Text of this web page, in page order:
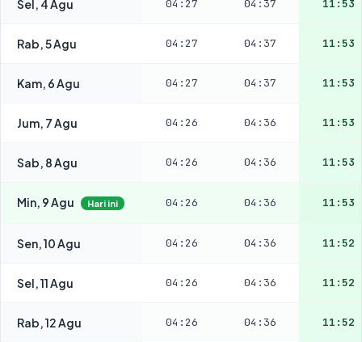
Sel, 4 Agu 04:27 04:37 11:53
Rab, 5 Agu 04:27 04:37 11:53
Kam, 6 Agu 04:27 04:37 11:53
Jum, 7 Agu 04:26 04:36 11:53
Sab, 8 Agu 04:26 04:36 11:53
Min, 9 Agu Hari ini 04:26 04:36 11:53
Sen, 10 Agu 04:26 04:36 11:52
Sel, 11 Agu 04:26 04:36 11:52
Rab, 12 Agu 04:26 04:36 11:52